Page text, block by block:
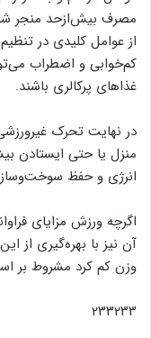
مصرف بیش‌ازحد منجر
از عوامل کلیدی در
کم‌خوابی و اضطراب
غذاهای پرکالری باشند.
در نهایت تحرک
منزل یا حتی ایستادن
انرژی و حفظ سوخت‌وساز
اگرچه ورزش مزایای
آن نیز با بهره‌گیری از
وزن کم کرد مشروط بر
۲۳۳۲۳۳